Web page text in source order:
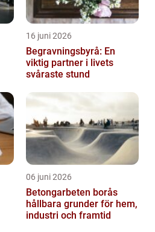
16 juni 2026
Begravningsbyrå: En
viktig partner i livets
svåraste stund
06 juni 2026
Betongarbeten borås
hållbara grunder för hem,
industri och framtid